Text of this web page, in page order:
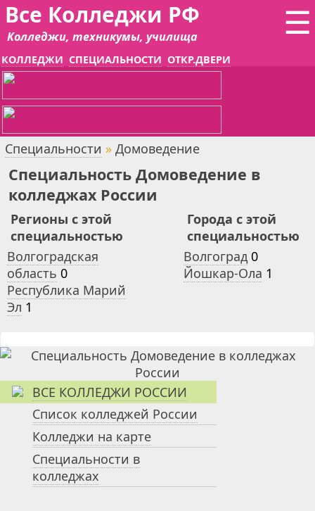
☰
Все Колледжи РФ
Колледжи, техникумы, училища
КОЛЛЕДЖИ СПЕЦИАЛЬНОСТИ ОТКР.ДВЕРИ
Специальности » Домоведение
Специальность Домоведение в
колледжах России
Регионы с этой
специальностью
Волгоградская
область 0
Республика Марий
Эл 1
Города с этой
специальностью
Волгоград 0
Йошкар-Ола 1
ВСЕ КОЛЛЕДЖИ РОССИИ
Список колледжей России
Колледжи на карте
Специальности в
колледжах